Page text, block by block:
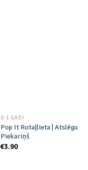
0-1 GADI
Pop It Rotaļlieta | Atslēgu
Piekariņš
€3.90